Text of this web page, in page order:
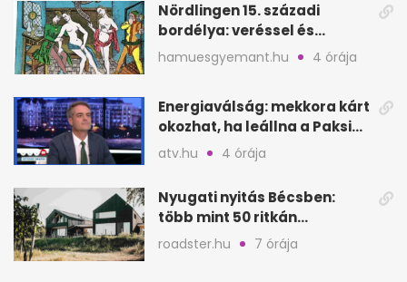
Nördlingen 15. századi
bordélya: veréssel és
éheztetéssel tartották
fogva a nőket
hamuesgyemant.hu 4 órája
Energiaválság: mekkora kárt
okozhat, ha leállna a Paksi
Atomerőmű?
atv.hu 4 órája
Nyugati nyitás Bécsben:
több mint 50 ritkán
látogatható épület
roadster.hu 7 órája